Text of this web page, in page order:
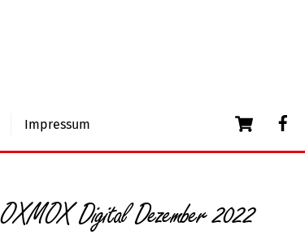
Cart
Impressum
OXMOX Digital Dezember 2022